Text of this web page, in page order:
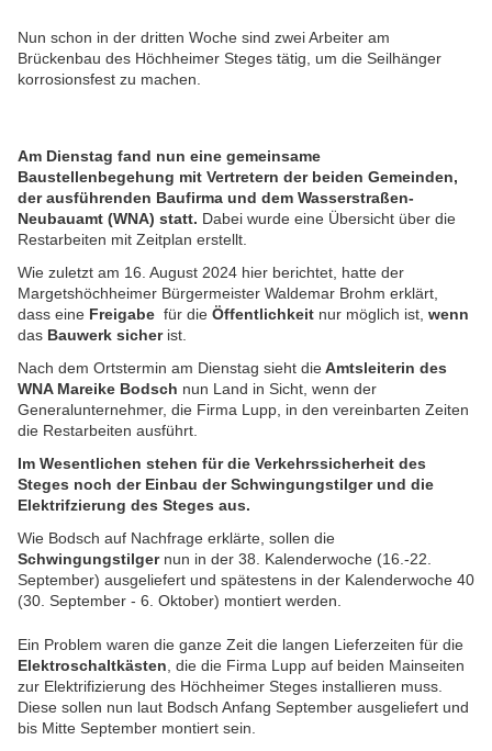
Nun schon in der dritten Woche sind zwei Arbeiter am
Brückenbau des Höchheimer Steges tätig, um die Seilhänger
korrosionsfest zu machen.
Am Dienstag fand nun eine gemeinsame
Baustellenbegehung mit Vertretern der beiden Gemeinden,
der ausführenden Baufirma und dem Wasserstraßen-
Neubauamt (WNA) statt. Dabei wurde eine Übersicht über die
Restarbeiten mit Zeitplan erstellt.
Wie zuletzt am 16. August 2024 hier berichtet, hatte der
Margetshöchheimer Bürgermeister Waldemar Brohm erklärt,
dass eine Freigabe für die Öffentlichkeit nur möglich ist, wenn
das Bauwerk sicher ist.
Nach dem Ortstermin am Dienstag sieht dieAmtsleiterin des
WNA Mareike Bodsch nun Land in Sicht, wenn der
Generalunternehmer, die Firma Lupp, in den vereinbarten Zeiten
die Restarbeiten ausführt.
Im Wesentlichen stehen für die Verkehrssicherheit des
Steges noch der Einbau der Schwingungstilger und die
Elektrifzierung des Steges aus.
Wie Bodsch auf Nachfrage erklärte, sollen die
Schwingungstilger nun in der 38. Kalenderwoche (16.-22.
September) ausgeliefert und spätestens in der Kalenderwoche 40
(30. September - 6. Oktober) montiert werden.
Ein Problem waren die ganze Zeit die langen Lieferzeiten für die
Elektroschaltkästen , die die Firma Lupp auf beiden Mainseiten
zur Elektrifizierung des Höchheimer Steges installieren muss.
Diese sollen nun laut Bodsch Anfang September ausgeliefert und
bis Mitte September montiert sein.